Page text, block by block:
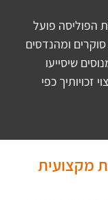
הפוליסה פועל
ומהנדסים
שיסייעו
זכויותיך כפי
מקצועית